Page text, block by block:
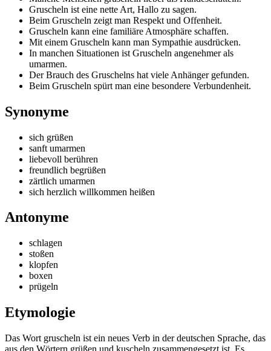
Gruscheln ist eine nette Art, Hallo zu sagen.
Beim Gruscheln zeigt man Respekt und Offenheit.
Gruscheln kann eine familiäre Atmosphäre schaffen.
Mit einem Gruscheln kann man Sympathie ausdrücken.
In manchen Situationen ist Gruscheln angenehmer als
umarmen.
Der Brauch des Gruschelns hat viele Anhänger gefunden.
Beim Gruscheln spürt man eine besondere Verbundenheit.
Synonyme
sich grüßen
sanft umarmen
liebevoll berühren
freundlich begrüßen
zärtlich umarmen
sich herzlich willkommen heißen
Antonyme
schlagen
stoßen
klopfen
boxen
prügeln
Etymologie
Das Wort gruscheln ist ein neues Verb in der deutschen Sprache, das